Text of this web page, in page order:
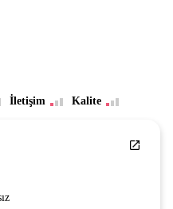
İletişim Kalite